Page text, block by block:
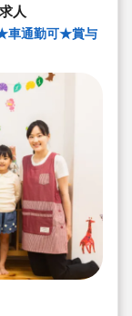
人
車通勤可★賞与